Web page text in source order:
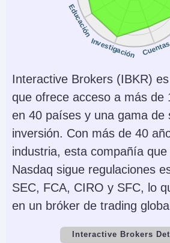
Cuentas
Investigación
Educación
Interactive Brokers (IBKR)
que ofrece acceso a más de
en 40 países y una gama de
inversión. Con más de 40
industria, esta compañía que
Nasdaq sigue regulaciones
SEC, FCA, CIRO y SFC, lo
en un bróker de trading
Interactive Brokers